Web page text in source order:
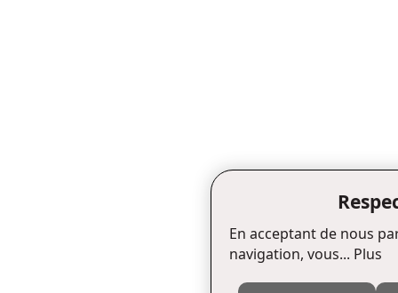
En acceptant de nous
navigation, vous... Plus